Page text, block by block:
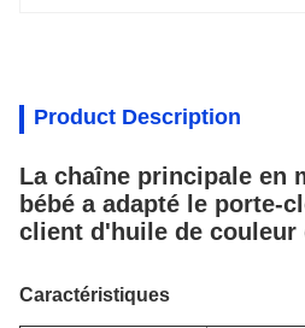
Product Description
La chaîne principale en
bébé a adapté le porte-
client d'huile de couleur
Caractéristiques